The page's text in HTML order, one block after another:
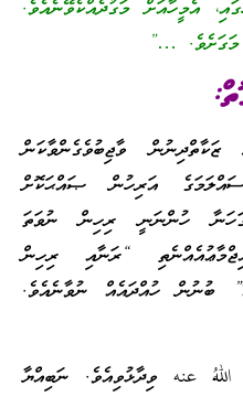
އެމީހާއަށް މަގުދެއްކެވޭނެއެވެ.
…”
ވާޖިބުވެގެންވާކަން
އަރިހުން ޞައްޙަކޮށް
ހުންނަނީ ރިހިން ނުވަތަ
“ރަނާއި ރިހިން
ބުނުން ހުއްދައެއް ނުވާނެއެވެ.
عنه ވިދާޅުވިއެވެ. ނަބިއްޔާ